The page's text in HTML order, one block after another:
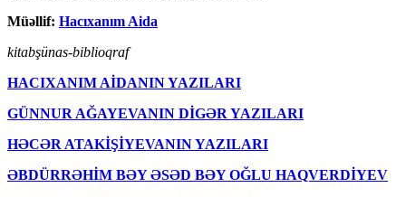
Müəllif: Hacıxanım Aida
kitabşünas-biblioqraf
HACIXANIM AİDANIN YAZILARI
GÜNNUR AĞAYEVANIN DİGƏR YAZILARI
HƏCƏR ATAKİŞİYEVANIN YAZILARI
ƏBDÜRRƏHİM BƏY ƏSƏD BƏY OĞLU HAQVERDİYEV